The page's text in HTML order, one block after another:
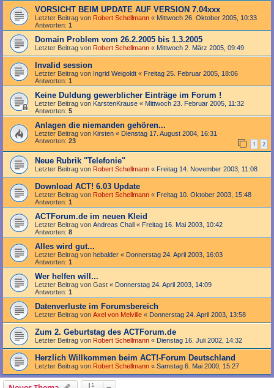
VORSICHT BEIM UPDATE AUF VERSION 7.04xxx
Letzter Beitrag von Robert Schellmann « Mittwoch 26. Oktober 2005, 10:33
Antworten: 1
Domain Problem vom 26.2.2005 bis 1.3.2005
Letzter Beitrag von Robert Schellmann « Mittwoch 2. März 2005, 09:49
Invalid session
Letzter Beitrag von Ingrid Weigoldt « Freitag 25. Februar 2005, 18:06
Antworten: 1
Keine Duldung gewerblicher Einträge im Forum !
Letzter Beitrag von KarstenKrause « Mittwoch 23. Februar 2005, 11:32
Antworten: 5
Anlagen die niemanden gehören...
Letzter Beitrag von Kirsten « Dienstag 17. August 2004, 16:31
Antworten: 23 1 2
Neue Rubrik "Telefonie"
Letzter Beitrag von Robert Schellmann « Freitag 14. November 2003, 11:08
Download ACT! 6.03 Update
Letzter Beitrag von Robert Schellmann « Freitag 10. Oktober 2003, 15:48
Antworten: 1
ACTForum.de im neuen Kleid
Letzter Beitrag von Andreas Chall « Freitag 16. Mai 2003, 10:42
Antworten: 8
Alles wird gut...
Letzter Beitrag von hebalder « Donnerstag 24. April 2003, 16:03
Antworten: 1
Wer helfen will...
Letzter Beitrag von Gast « Donnerstag 24. April 2003, 14:09
Antworten: 1
Datenverluste im Forumsbereich
Letzter Beitrag von Axel von Melville « Donnerstag 24. April 2003, 13:58
Zum 2. Geburtstag des ACTForum.de
Letzter Beitrag von Robert Schellmann « Dienstag 16. Juli 2002, 14:32
Herzlich Willkommen beim ACT!-Forum Deutschland
Letzter Beitrag von Robert Schellmann « Samstag 6. Mai 2000, 15:27